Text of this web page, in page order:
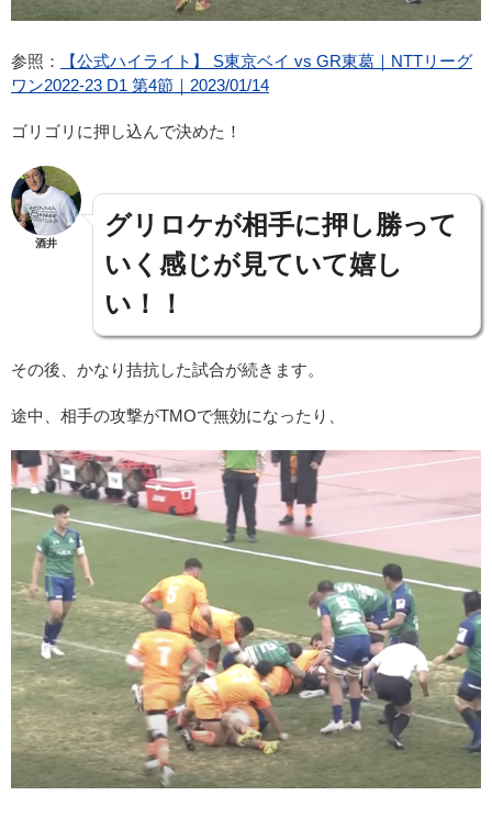
参照：
【公式ハイライト】 S東京ベイ vs GR東葛｜NTTリーグ
ワン2022-23 D1 第4節｜2023/01/14
ゴリゴリに押し込んで決めた！
酒井
グリロケが相手に押し勝って
いく感じが見ていて嬉し
い！！
その後、かなり拮抗した試合が続きます。
途中、相手の攻撃がTMOで無効になったり、